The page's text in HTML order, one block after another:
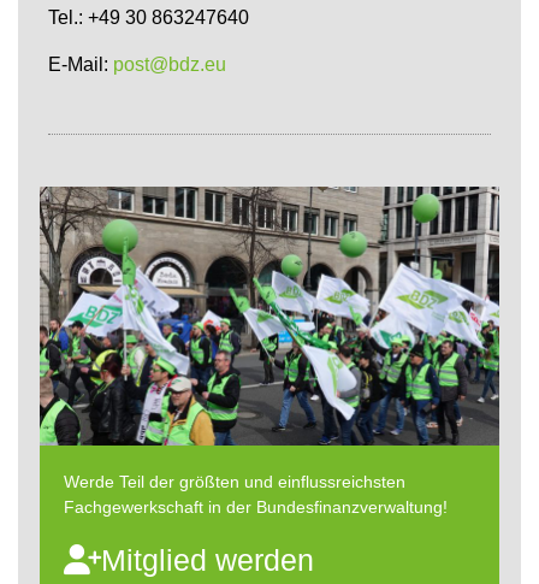
Tel.: +49 30 863247640
E-Mail: post@bdz.eu
Werde Teil der größten und einflussreichsten
Fachgewerkschaft in der Bundesfinanzverwaltung!
Mitglied werden